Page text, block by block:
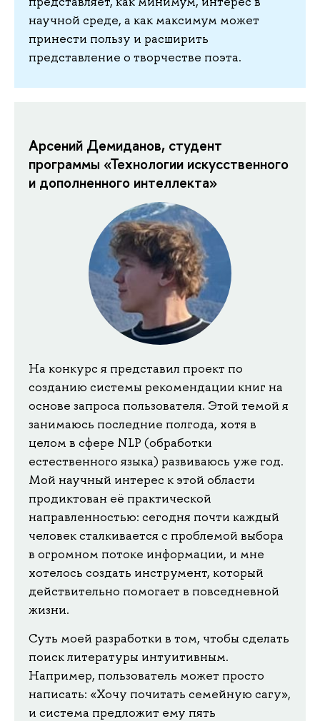
научной среде, а как максимум может
принести пользу и расширить
представление о творчестве поэта.
Арсений Демиданов, студент
программы «Технологии искусственного
и дополненного интеллекта»
На конкурс я представил проект по
созданию системы рекомендации книг на
основе запроса пользователя. Этой темой я
занимаюсь последние полгода, хотя в
целом в сфере NLP (обработки
естественного языка) развиваюсь уже год.
Мой научный интерес к этой области
продиктован её практической
направленностью: сегодня почти каждый
человек сталкивается с проблемой выбора
в огромном потоке информации, и мне
хотелось создать инструмент, который
действительно помогает в повседневной
жизни.
Суть моей разработки в том, чтобы сделать
поиск литературы интуитивным.
Например, пользователь может просто
написать: «Хочу почитать семейную сагу»,
и система предложит ему пять